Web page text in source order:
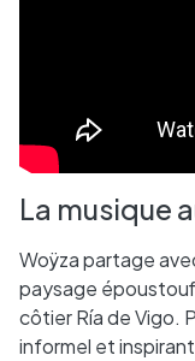
La musique
Woÿza partage
paysage
côtier Ría de Vigo.
informel et